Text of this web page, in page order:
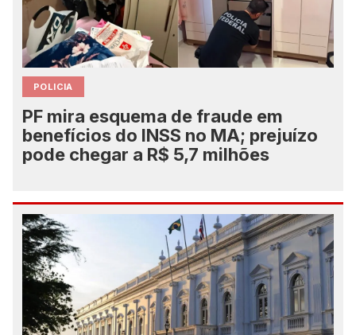
POLICIA
PF mira esquema de fraude em
benefícios do INSS no MA; prejuízo
pode chegar a R$ 5,7 milhões